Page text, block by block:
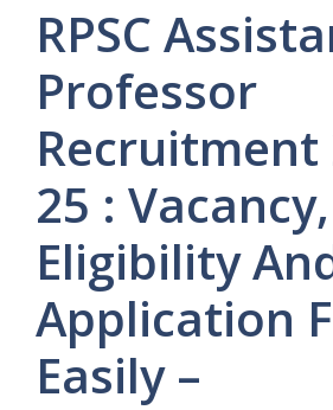
RPSC
Professor
Recruitment
25 : Vacancy,
Eligibility
Application
Easily –